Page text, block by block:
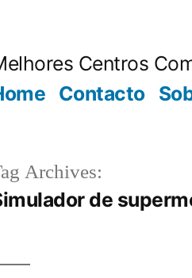
Centros
Contacto
Archives:
de